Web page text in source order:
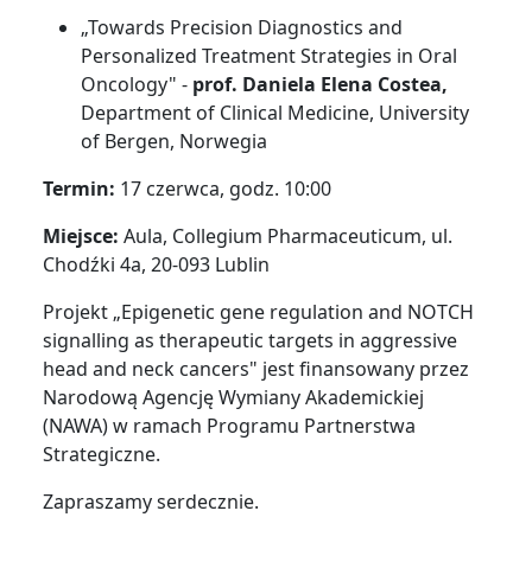
„Towards Precision Diagnostics and
Personalized Treatment Strategies in Oral
Oncology" - prof. Daniela Elena Costea,
Department of Clinical Medicine, University
of Bergen, Norwegia
Termin: 17 czerwca, godz. 10:00
Miejsce: Aula, Collegium Pharmaceuticum, ul.
Chodźki 4a, 20-093 Lublin
Projekt „Epigenetic gene regulation and NOTCH
signalling as therapeutic targets in aggressive
head and neck cancers" jest finansowany przez
Narodową Agencję Wymiany Akademickiej
(NAWA) w ramach Programu Partnerstwa
Strategiczne.
Zapraszamy serdecznie.